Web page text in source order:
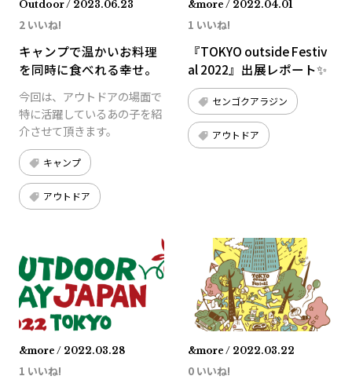
Outdoor / 2023.06.23
2 いいね!
キャンプで温かいお料理
を同時に食べれる幸せ。
今回は、アウトドアの場面で
特に活躍しているあの子を紹
介させて頂きます。
キャンプ
アウトドア
&more / 2022.04.01
1 いいね!
『TOKYO outside Festiv
al 2022』出展レポート✨
センゴクアラジン
アウトドア
&more / 2022.03.28
1 いいね!
&more / 2022.03.22
0 いいね!